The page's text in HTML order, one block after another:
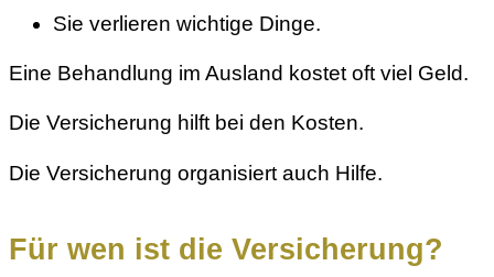
Sie verlieren wichtige Dinge.
Eine Behandlung im Ausland kostet oft viel Geld.
Die Versicherung hilft bei den Kosten.
Die Versicherung organisiert auch Hilfe.
Für wen ist die Versicherung?